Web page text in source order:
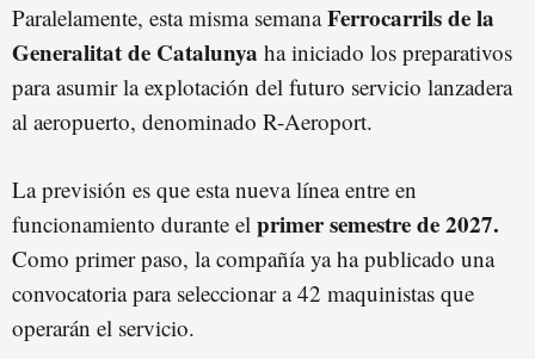
Paralelamente, esta misma semanaFerrocarrils de la
Generalitat de Catalunya ha iniciado los preparativos
para asumir la explotación del futuro servicio lanzadera
al aeropuerto, denominado R-Aeroport.
La previsión es que esta nueva línea entre en
funcionamiento durante el primer semestre de 2027.
Como primer paso, la compañía ya ha publicado una
convocatoria para seleccionar a 42 maquinistas que
operarán el servicio.